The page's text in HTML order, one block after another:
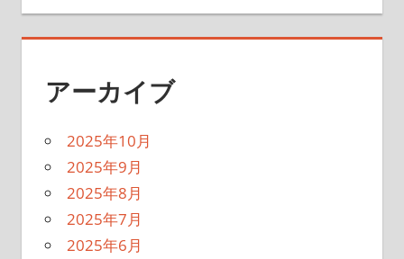
アーカイブ
2025年10月
2025年9月
2025年8月
2025年7月
2025年6月